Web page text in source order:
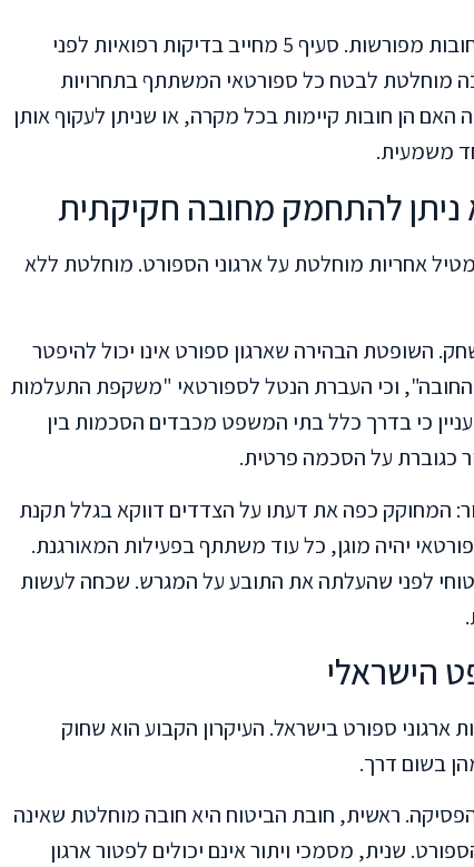
סעיפים 5 ו-7 של חוק הספורט קובעים חובות מפורשות. סעיף 5 מחייב בדיקות רפואיות לפני
סעיף 7 מטיל חובה מוחלטת לבטח כל ספורטאי המשתתף בתחרויות
האם הן חובות קיימות בכל מקרה, או שניתן לעקוף אותן
משמעית.
להתחמק מחובה חקיקתית
אחריות מוחלטת על ארגוני הספורט. מוחלטת ללא
השופטת הבהירה שארגון ספורט אינו יכול להיפטר
וכי העברת הנטל לספורטאי "משקפת התעלמות
כי בדרך כלל בתי המשפט מכבדים הסכמות בין
כגוברת על הסכמה פרטית.
המחוקק כפה את דעתו על הצדדים דווקא בגלל תקנת
יהיה מוגן, כל עוד משתתף בפעילות המאורגנת.
לפני שהעלתה את התובע על המגרש. שכחה לעשות
הישראלי
ארגוני ספורט בישראל. העיקרון הקבוע הוא שחוק
בשום דרך.
ראשית, חובת הביטוח היא חובה מוחלטת שאינה
שנית, מסמכי ויתור אינם יכולים לפטור ארגון